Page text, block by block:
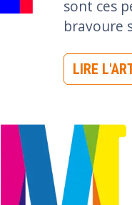
sont ces
bravoure
LIRE